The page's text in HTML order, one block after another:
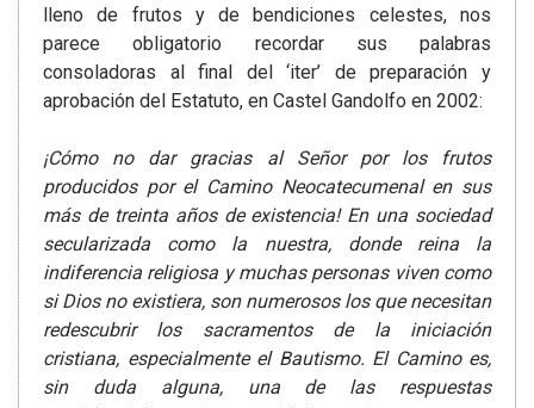
lleno de frutos y de bendiciones celestes, nos
parece obligatorio recordar sus palabras
consoladoras al final del ‘iter’ de preparación y
aprobación del Estatuto, en Castel Gandolfo en 2002:
¡Cómo no dar gracias al Señor por los frutos
producidos por el Camino Neocatecumenal en sus
más de treinta años de existencia! En una sociedad
secularizada como la nuestra, donde reina la
indiferencia religiosa y muchas personas viven como
si Dios no existiera, son numerosos los que necesitan
redescubrir los sacramentos de la iniciación
cristiana, especialmente el Bautismo. El Camino es,
sin duda alguna, una de las respuestas